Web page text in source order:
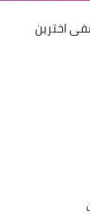
اخترين